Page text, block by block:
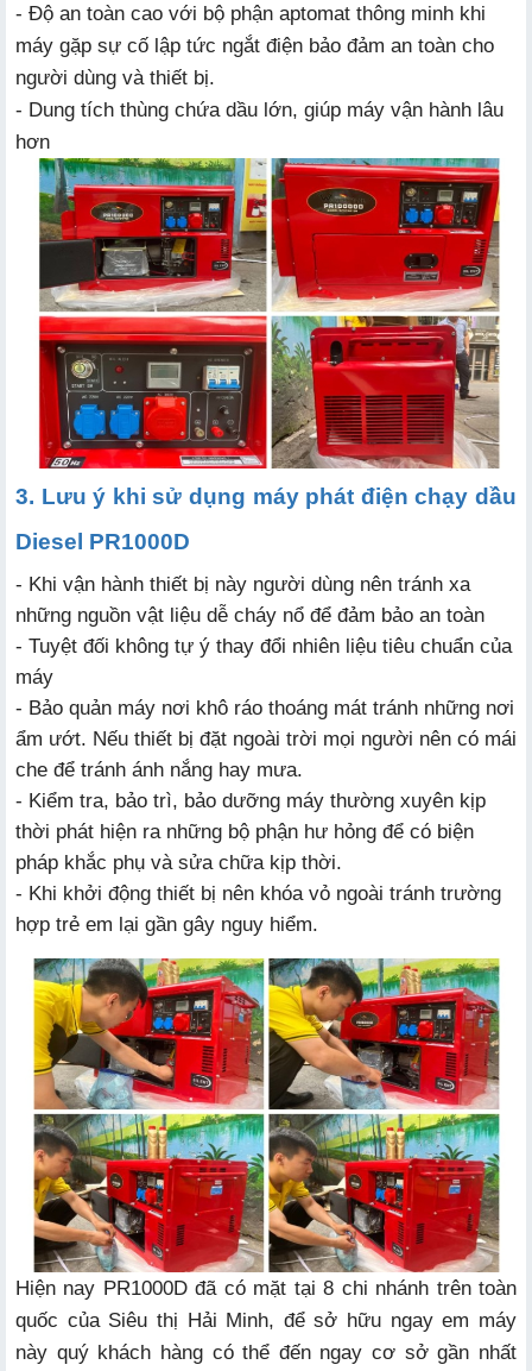
- Độ an toàn cao với bộ phận aptomat thông minh khi
máy gặp sự cố lập tức ngắt điện bảo đảm an toàn cho
người dùng và thiết bị.
- Dung tích thùng chứa dầu lớn, giúp máy vận hành lâu
hơn
3. Lưu ý khi sử dụng máy phát điện chạy dầu
Diesel PR1000D
- Khi vận hành thiết bị này người dùng nên tránh xa
những nguồn vật liệu dễ cháy nổ để đảm bảo an toàn
- Tuyệt đối không tự ý thay đổi nhiên liệu tiêu chuẩn của
máy
- Bảo quản máy nơi khô ráo thoáng mát tránh những nơi
ẩm ướt. Nếu thiết bị đặt ngoài trời mọi người nên có mái
che để tránh ánh nắng hay mưa.
- Kiểm tra, bảo trì, bảo dưỡng máy thường xuyên kịp
thời phát hiện ra những bộ phận hư hỏng để có biện
pháp khắc phụ và sửa chữa kịp thời.
- Khi khởi động thiết bị nên khóa vỏ ngoài tránh trường
hợp trẻ em lại gần gây nguy hiểm.
Hiện nay PR1000D đã có mặt tại 8 chi nhánh trên toàn
quốc của Siêu thị Hải Minh, để sở hữu ngay em máy
này quý khách hàng có thể đến ngay cơ sở gần nhất